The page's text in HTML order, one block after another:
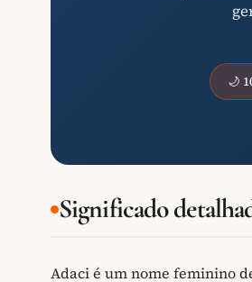
🌙
Significado
Adaci é um nome feminino